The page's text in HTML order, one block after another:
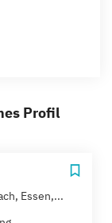
Profil
Essen,...